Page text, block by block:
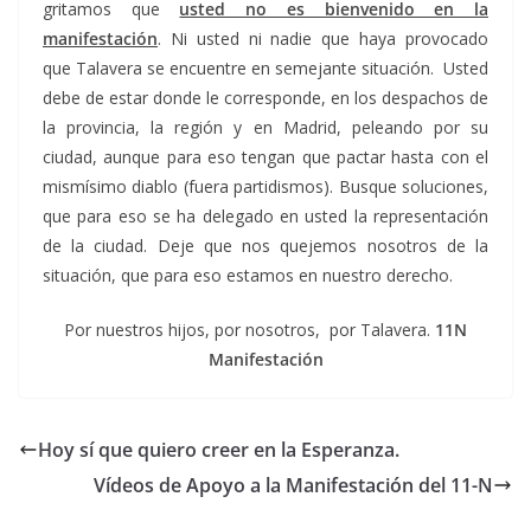
gritamos que usted no es bienvenido en la
manifestación. Ni usted ni nadie que haya provocado
que Talavera se encuentre en semejante situación. Usted
debe de estar donde le corresponde, en los despachos de
la provincia, la región y en Madrid, peleando por su
ciudad, aunque para eso tengan que pactar hasta con el
mismísimo diablo (fuera partidismos). Busque soluciones,
que para eso se ha delegado en usted la representación
de la ciudad. Deje que nos quejemos nosotros de la
situación, que para eso estamos en nuestro derecho.
Por nuestros hijos, por nosotros, por Talavera. 11N
Manifestación
Hoy sí que quiero creer en la Esperanza.
Vídeos de Apoyo a la Manifestación del 11-N